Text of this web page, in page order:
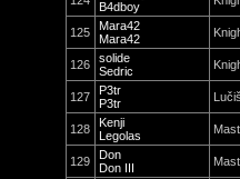
B4dboy
125
Mara42
Mara42
126
solide
Sedric
127
P3tr
P3tr
128
Kenji
Legolas
129
Don
Don III